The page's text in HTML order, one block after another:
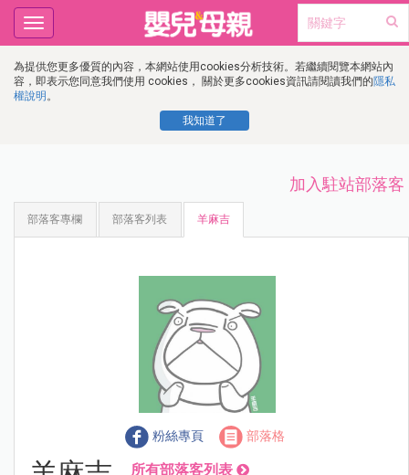
為提供您更多優質的內容，本網站使用cookies分析技術。若繼續閱覽本網站內
容，即表示您同意我們使用 cookies， 關於更多cookies資訊請閱讀我們的隱私
權說明 。
我知道了
Toggle
navigation
加入駐站部落客
部落客專欄 部落客列表 羊麻吉
粉絲專頁 部落格
所有部落客列表